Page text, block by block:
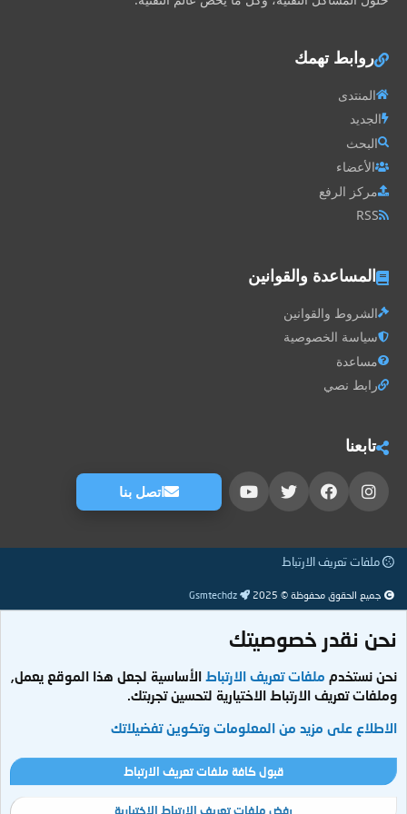
روابط تهمك
المنتدى
الجديد
البحث
الأعضاء
مركز الرفع
RSS
المساعدة والقوانين
الشروط والقوانين
سياسة الخصوصية
مساعدة
رابط نصي
تابعنا
اتصل بنا
ملفات تعريف الارتباط
جميع الحقوق محفوظة © 2025
نحن نقدر خصوصيتك
نحن نستخدم ملفات تعريف الارتباط الأساسية لجعل هذا الموقع يعمل,
وملفات تعريف الارتباط الاختيارية لتحسين تجربتك.
الاطلاع على مزيد من المعلومات وتكوين تفضيلاتك
قبول كافة ملفات تعريف الارتباط
رفض ملفات تعريف الارتباط الاختيارية